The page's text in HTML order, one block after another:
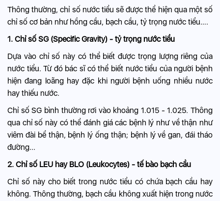
Thông thường, chỉ số nước tiểu sẽ được thể hiện qua một số
chỉ số cơ bản như hồng cầu, bạch cầu, tỷ trọng nước tiểu….
1. Chỉ số SG (Specific Gravity) - tỷ trọng nước tiểu
Dựa vào chỉ số này có thể biết được trọng lượng riêng của
nước tiểu. Từ đó bác sĩ có thể biết nước tiểu của người bệnh
hiện đang loãng hay đặc khi người bệnh uống nhiều nước
hay thiếu nước.
Chỉ số SG bình thường rơi vào khoảng 1.015 - 1.025. Thông
qua chỉ số này có thể đánh giá các bệnh lý như về thận như
viêm đài bể thận, bệnh lý ống thận; bệnh lý về gan,đái tháo
đường...
2. Chỉ số LEU hay BLO (Leukocytes) - tế bào bạch cầu
Chỉ số này cho biết trong nước tiểu có chứa bạch cầu hay
không. Thông thường, bạch cầu không xuất hiện trong nước